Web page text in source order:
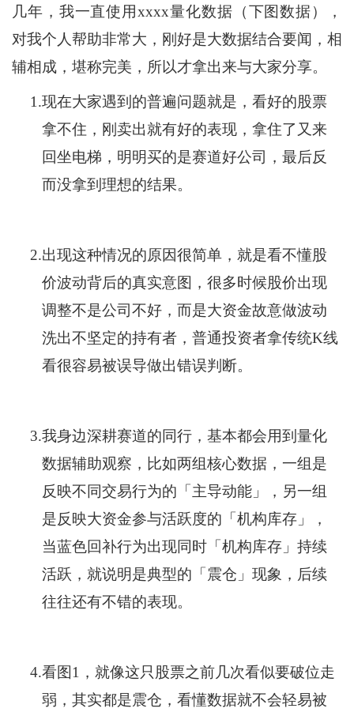
几年，我一直使用xxxx量化数据（下图数据），
对我个人帮助非常大，刚好是大数据结合要闻，相
辅相成，堪称完美，所以才拿出来与大家分享。
1.现在大家遇到的普遍问题就是，看好的股票
拿不住，刚卖出就有好的表现，拿住了又来
回坐电梯，明明买的是赛道好公司，最后反
而没拿到理想的结果。
2.出现这种情况的原因很简单，就是看不懂股
价波动背后的真实意图，很多时候股价出现
调整不是公司不好，而是大资金故意做波动
洗出不坚定的持有者，普通投资者拿传统K线
看很容易被误导做出错误判断。
3.我身边深耕赛道的同行，基本都会用到量化
数据辅助观察，比如两组核心数据，一组是
反映不同交易行为的「主导动能」，另一组
是反映大资金参与活跃度的「机构库存」，
当蓝色回补行为出现同时「机构库存」持续
活跃，就说明是典型的「震仓」现象，后续
往往还有不错的表现。
4.看图1，就像这只股票之前几次看似要破位走
弱，其实都是震仓，看懂数据就不会轻易被